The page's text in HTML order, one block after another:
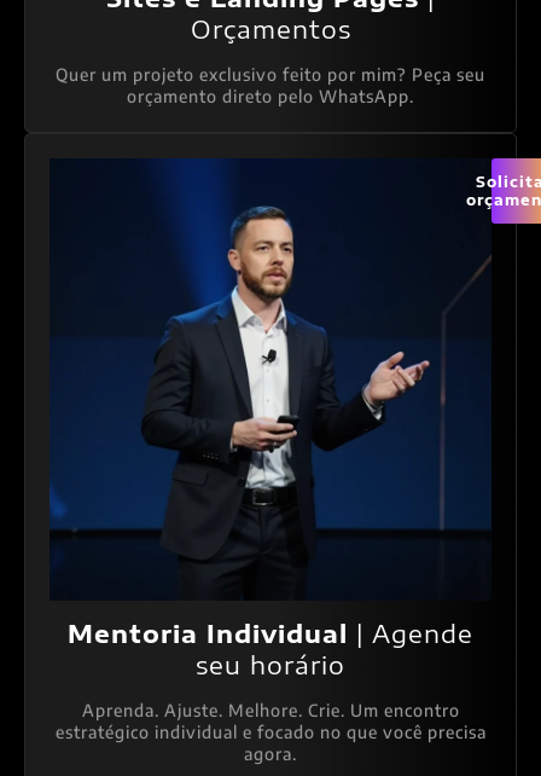
Orçamentos
Quer um projeto exclusivo feito por mim? Peça seu
orçamento direto pelo WhatsApp.
Mentoria Individual | Agende
seu horário
Aprenda. Ajuste. Melhore. Crie. Um encontro
estratégico individual e focado no que você precisa
agora.